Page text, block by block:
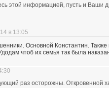
этой информацией, пусть и Ваши
в 13:05
Основной Константин.
чтоб их семья так была
раз осторожны. Откровенной